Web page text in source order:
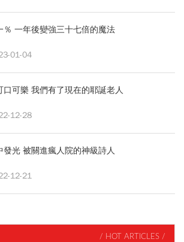
％ 一年後變強三十七倍的魔法
01-04
口可樂 我們有了現在的耶誕老人
12-28
發光 被關進瘋人院的神級詩人
12-21
/ HOT ARTICLES /